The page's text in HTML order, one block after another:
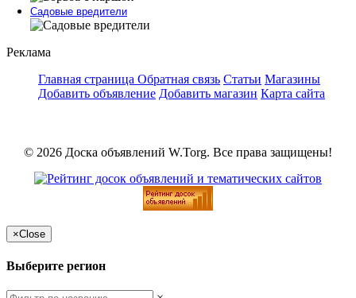
Садовые вредители
Реклама
Главная страница Обратная связь Статьи Магазины
Добавить объявление Добавить магазин Карта сайта
© 2026 Доска объявлений W.Torg. Все права защищены!
×Close
Выберите регион